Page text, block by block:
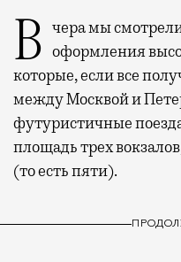
Вчера мы
оформления
которые, если все
между Москвой и
футуристичные
площадь трех
(то есть пяти).